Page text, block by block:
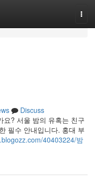
Discuss
요? 서울 밤의 유혹는 친구
필수 안내입니다. 홍대 부
40403224/밤